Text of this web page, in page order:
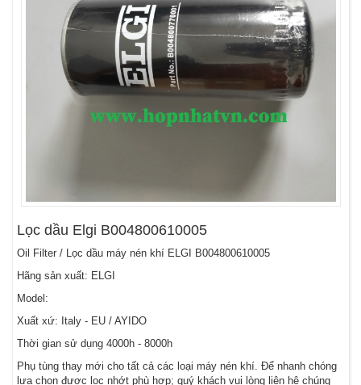
Lọc dầu Elgi B004800610005
Oil Filter / Lọc dầu máy nén khí ELGI B004800610005
Hãng sản xuất: ELGI
Model:
Xuất xứ: Italy - EU / AYIDO
Thời gian sử dụng 4000h - 8000h
Phụ tùng thay mới cho tất cả các loại máy nén khí. Để nhanh chóng
lựa chọn được lọc nhớt phù hợp; quý khách vui lòng liên hệ chúng